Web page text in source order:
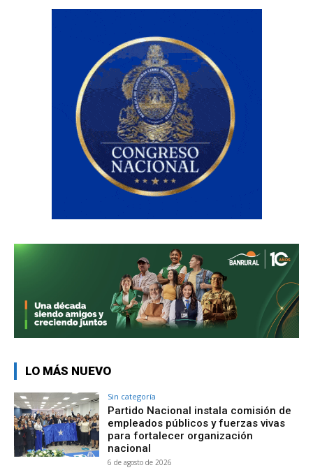
LO MÁS NUEVO
Sin categoría
Partido Nacional instala comisión de
empleados públicos y fuerzas vivas
para fortalecer organización
nacional
6 de agosto de 2026